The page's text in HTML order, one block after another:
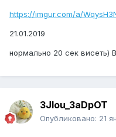
https://imgur.com/a/
21.01.2019
нормально 20 сек висеть)
3Jlou_3aDpOT
Опубликовано: 21